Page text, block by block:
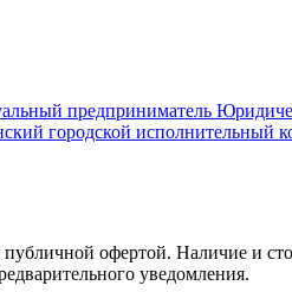
предприниматель
городской исполнительный
офертой. Наличие и
уведомления.